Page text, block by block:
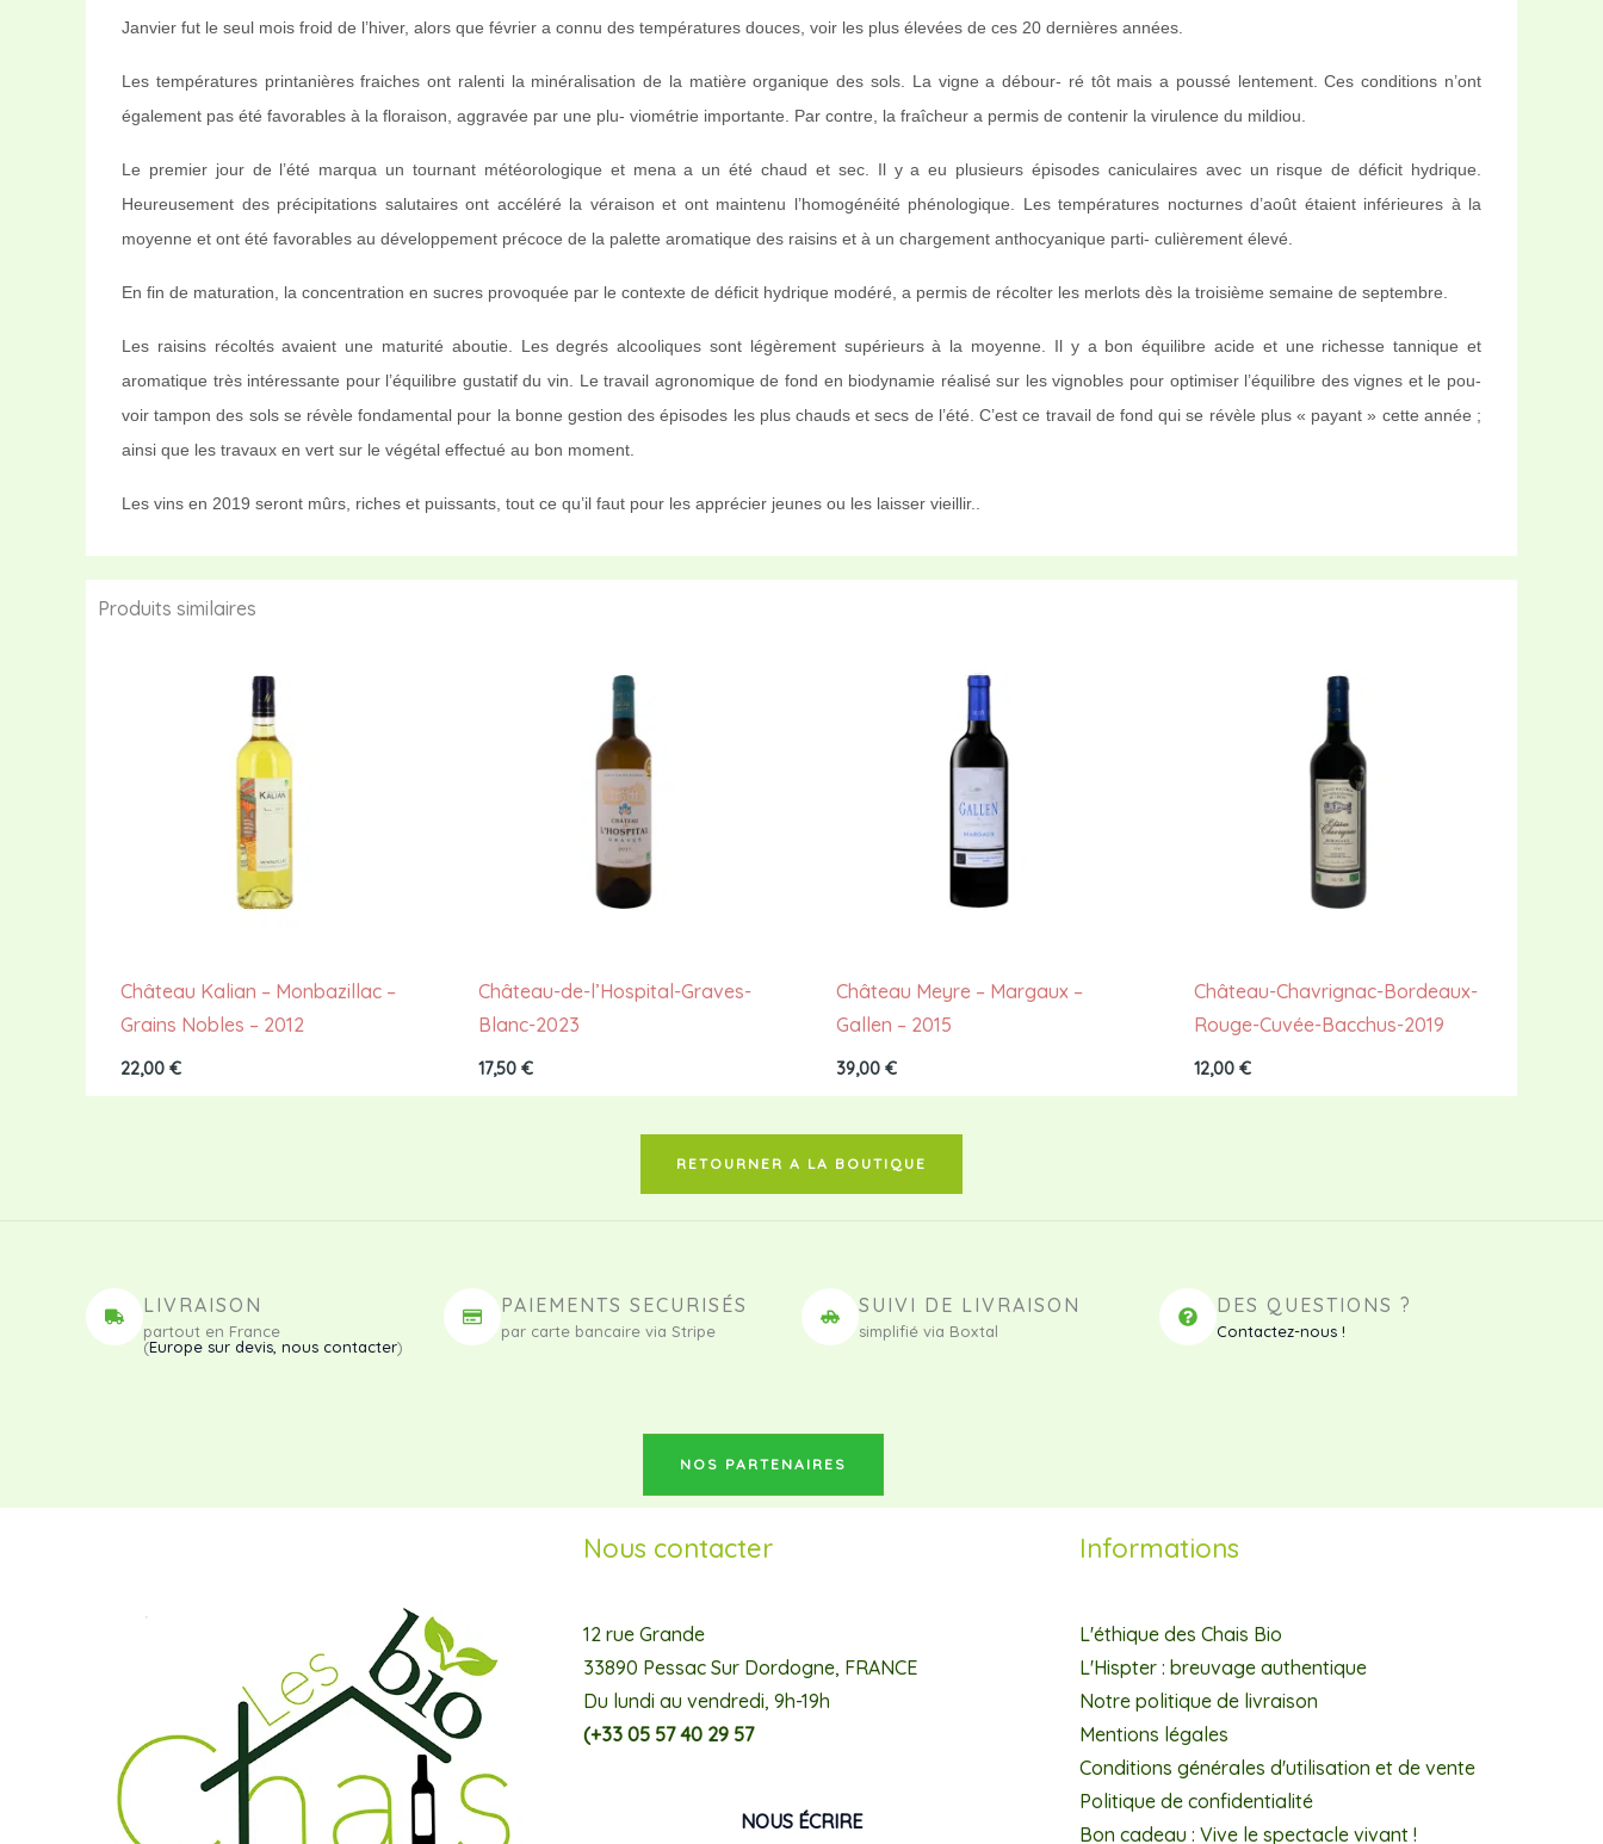
Cru-
classé
Janvier fut le seul mois froid de l’hiver, alors que février a connu des températures douces, voir les plus élevées de ces 20 dernières années.
Les températures printanières fraiches ont ralenti la minéralisation de la matière organique des sols. La vigne a débour- ré tôt mais a poussé lentement. Ces conditions n’ont
également pas été favorables à la floraison, aggravée par une plu- viométrie importante. Par contre, la fraîcheur a permis de contenir la virulence du mildiou.
Le premier jour de l’été marqua un tournant météorologique et mena a un été chaud et sec. Il y a eu plusieurs épisodes caniculaires avec un risque de déficit hydrique.
Heureusement des précipitations salutaires ont accéléré la véraison et ont maintenu l’homogénéité phénologique. Les températures nocturnes d’août étaient inférieures à la
moyenne et ont été favorables au développement précoce de la palette aromatique des raisins et à un chargement anthocyanique parti- culièrement élevé.
En fin de maturation, la concentration en sucres provoquée par le contexte de déficit hydrique modéré, a permis de récolter les merlots dès la troisième semaine de septembre.
Les raisins récoltés avaient une maturité aboutie. Les degrés alcooliques sont légèrement supérieurs à la moyenne. Il y a bon équilibre acide et une richesse tannique et
aromatique très intéressante pour l’équilibre gustatif du vin. Le travail agronomique de fond en biodynamie réalisé sur les vignobles pour optimiser l’équilibre des vignes et le pou-
voir tampon des sols se révèle fondamental pour la bonne gestion des épisodes les plus chauds et secs de l’été. C’est ce travail de fond qui se révèle plus « payant » cette année ;
ainsi que les travaux en vert sur le végétal effectué au bon moment.
Les vins en 2019 seront mûrs, riches et puissants, tout ce qu’il faut pour les apprécier jeunes ou les laisser vieillir..
Produits similaires
Château Kalian – Monbazillac –
Grains Nobles – 2012
22,00€
Château-de-l’Hospital-Graves-
Blanc-2023
17,50€
Château Meyre – Margaux –
Gallen – 2015
39,00€
Château-Chavrignac-Bordeaux-
Rouge-Cuvée-Bacchus-2019
12,00€
RETOURNER A LA BOUTIQUE
LIVRAISON
partout en France
(Europe sur devis, nous contacter)
PAIEMENTS SECURISÉS
par carte bancaire via Stripe
SUIVI DE LIVRAISON
simplifié via Boxtal
DES QUESTIONS ?
Contactez-nous !
NOS PARTENAIRES
Nous contacter
12 rue Grande
33890 Pessac Sur Dordogne, FRANCE
Du lundi au vendredi, 9h-19h
(+33 05 57 40 29 57
NOUS ÉCRIRE
Informations
L'éthique des Chais Bio
L'Hispter : breuvage authentique
Notre politique de livraison
Mentions légales
Conditions générales d'utilisation et de vente
Politique de confidentialité
Bon cadeau : Vive le spectacle vivant !